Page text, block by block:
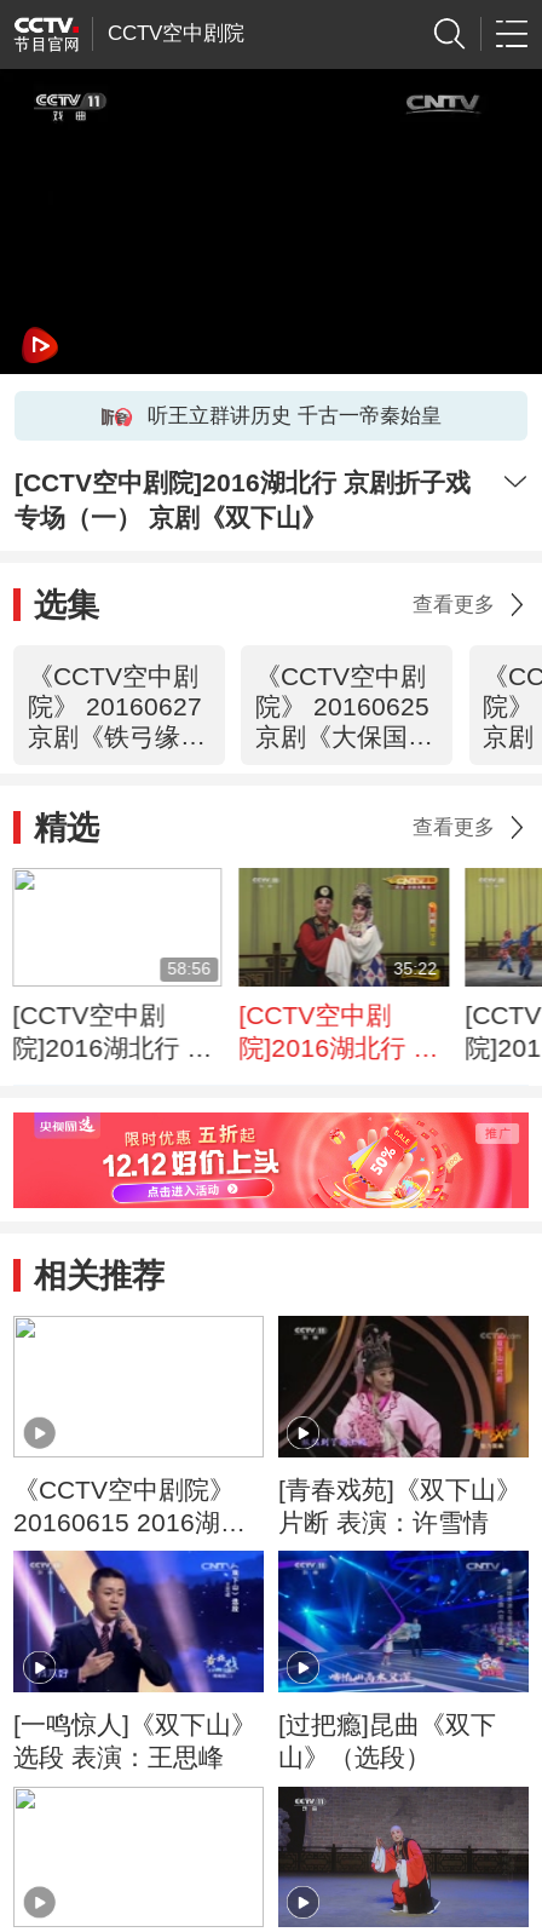
CCTV空中剧院
听王立群讲历史 千古一帝秦始皇
[CCTV空中剧院]2016湖北行 京剧折子戏
专场（一） 京剧《双下山》
选集 查看更多
《CCTV空中剧
院》 20160627
京剧《铁弓缘》
《CCTV空中剧
院》 20160625
京剧《大保国·
《
院》
京剧
精选 查看更多
58:56
[CCTV空中剧
院]2016湖北行 京
（一） 京剧《古
城会》
35:22
[CCTV空中剧
院]2016湖北行 京
（一） 京剧《双
下山》
院
（一
州城》
相关推荐
《CCTV空中剧院》
20160615 2016湖北
行 京剧折子戏专场
（一）1/2
[青春戏苑]《双下山》
片断 表演：许雪情
[一鸣惊人]《双下山》
选段 表演：王思峰
[过把瘾]昆曲《双下
山》（选段）